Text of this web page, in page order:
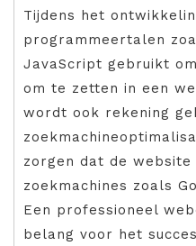
Tijdens het
programmeertalen
JavaScript gebruikt
om te zetten in een
wordt ook rekening
zorgen dat de website
zoekmachines zoals
Een professioneel
belang voor het